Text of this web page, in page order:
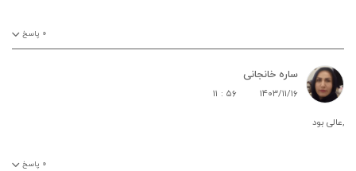
۰ پاسخ
ساره خانجانی
۱۴۰۳/۱۱/۱۶ ۱۱ : ۵۶
,عالی بود
۰ پاسخ